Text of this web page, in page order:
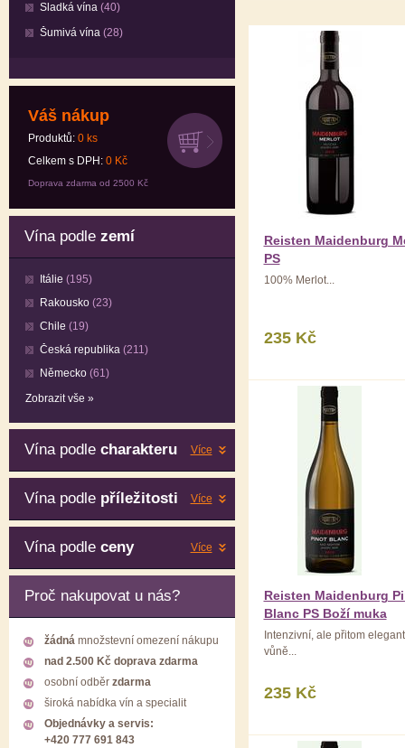
Sladká vína (40)
Šumivá vína (28)
Váš nákup
Produktů: 0ks
Celkem s DPH: 0Kč
Doprava zdarma od 2500 Kč
Vína podle zemí
Itálie (195)
Rakousko (23)
Chile (19)
Česká republika (211)
Německo (61)
Zobrazit vše »
Více
Vína podle charakteru
Více
Vína podle příležitosti
Více
Vína podle ceny
Proč nakupovat u nás?
žádnámnožstevní omezení nákupu
nad 2.500 Kč doprava zdarma
osobní odběr zdarma
široká nabídka vín a specialit
Objednávky a servis:
+420 777 691 843
Reisten Maidenburg
PS
100% Merlot...
235 Kč
Reisten Maidenburg
Blanc PS Boží muka
Intenzivní, ale přitom
vůně...
235 Kč